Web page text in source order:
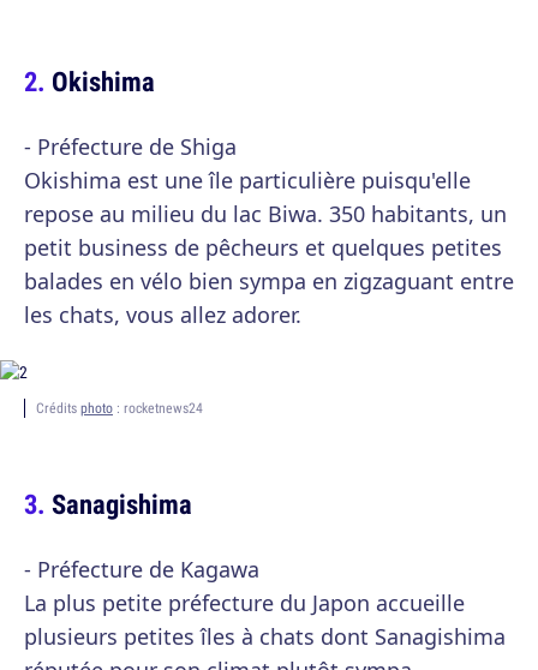
Okishima
- Préfecture de Shiga
Okishima est une île particulière puisqu'elle
repose au milieu du lac Biwa. 350 habitants, un
petit business de pêcheurs et quelques petites
balades en vélo bien sympa en zigzaguant entre
les chats, vous allez adorer.
Crédits photo : rocketnews24
Sanagishima
- Préfecture de Kagawa
La plus petite préfecture du Japon accueille
plusieurs petites îles à chats dont Sanagishima